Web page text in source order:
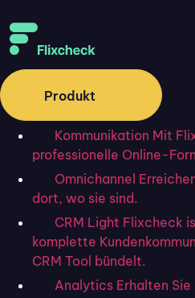
Produkt
Kommunikation Mit
professionelle Online-
Omnichannel
dort, wo sie sind.
CRM Light Flixcheck
komplette
CRM Tool bündelt.
Analytics Erhalten
Erfolgsgeschichte: